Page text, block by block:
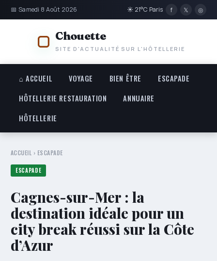
📅 Samedi 8 Août 2026 ☀ 21°C Paris f 𝕏 ◎
Chouette
SITE D'ACTUALITÉ SUR L'HÔTELLERIE
⌂ ACCUEIL VOYAGE BIEN ÊTRE
ESCAPADE
HÔTELLERIE RESTAURATION
ANNUAIRE
HÔTELLERIE
ACCUEIL › ESCAPADE
ESCAPADE
Cagnes-sur-Mer : la
destination idéale pour un
city break réussi sur la Côte
d’Azur